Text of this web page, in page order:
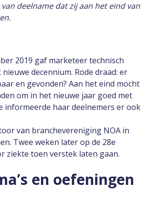
deelname dat zij aan het eind van
2019 gaf marketeer technisch
decennium. Rode draad: er
en gevonden? Aan het eind mocht
om in het nieuwe jaar goed met
informeerde haar deelnemers er ook
van branchevereniging NOA in
Twee weken later op de 28e
ziekte toen verstek laten gaan.
en oefeningen